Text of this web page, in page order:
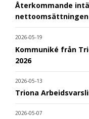
Återkommande
nettoomsättningen
2026-05-19
Kommuniké från
2026
2026-05-13
Triona
2026-05-07